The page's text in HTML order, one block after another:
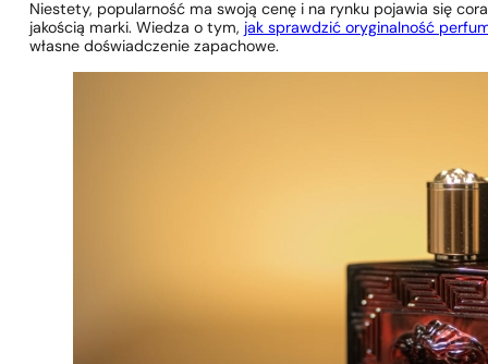
Niestety, popularność ma swoją cenę i na rynku pojawia się
jakością marki. Wiedza o tym, jak sprawdzić oryginalność
własne doświadczenie zapachowe.